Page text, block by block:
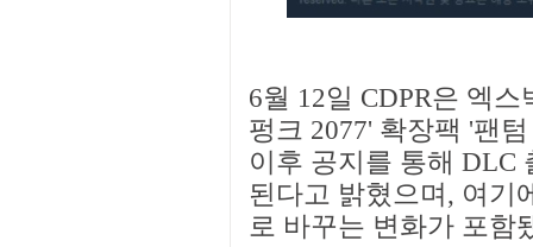
6월 12일 CDPR은 엑
펑크 2077' 확장팩 '팬
이후 공지를 통해 DLC
된다고 밝혔으며, 여기
로 바꾸는 변화가 포함